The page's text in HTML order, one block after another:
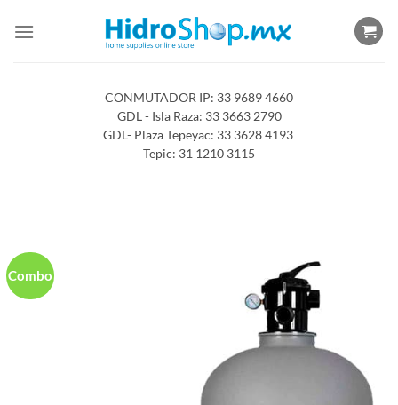
CONMUTADOR IP: 33 9689 4660
GDL - Isla Raza: 33 3663 2790
GDL- Plaza Tepeyac: 33 3628 4193
Tepic: 31 1210 3115
Combo